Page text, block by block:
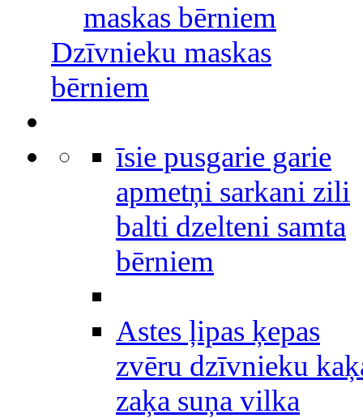
maskas bērniem
Dzīvnieku maskas
bērniem
īsie pusgarie garie
apmetņi sarkani zili
balti dzelteni samta
bērniem
Astes ļipas ķepas
zvēru dzīvnieku
zaķa suņa vilka